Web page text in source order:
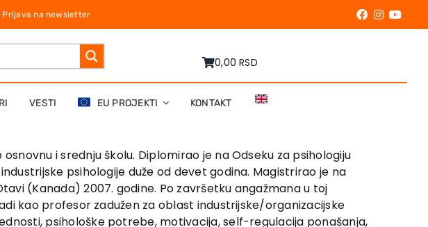
Prijava na newsletter
0,00 RSD
VESTI EU PROJEKTI KONTAKT
i srednju školu. Diplomirao je na Odseku za psihologiju
psihologije duže od devet godina. Magistrirao je na
(Kanada) 2007. godine. Po završetku angažmana u toj
kao profesor zadužen za oblast industrijske/organizacijske
psihološke potrebe, motivacija, self-regulacija ponašanja,